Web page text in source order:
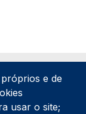
e de
usar o site;